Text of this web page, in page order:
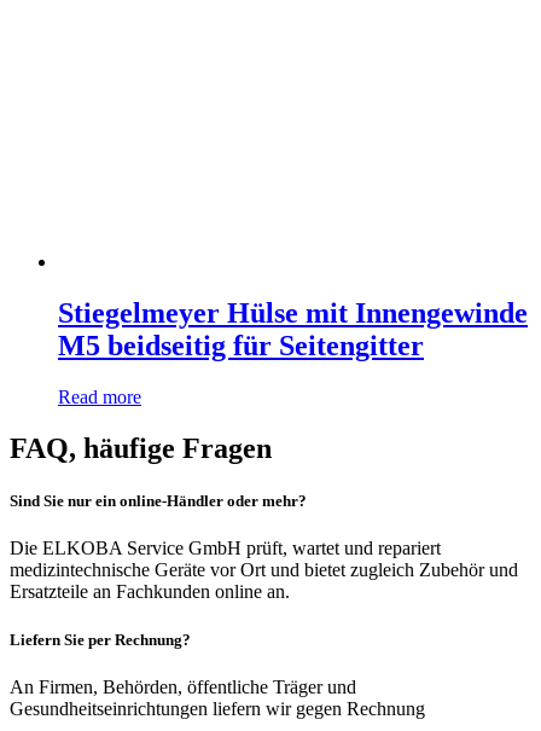
Stiegelmeyer Hülse mit Innengewinde
M5 beidseitig für Seitengitter
Read more
FAQ, häufige Fragen
Sind Sie nur ein online-Händler oder mehr?
Die ELKOBA Service GmbH prüft, wartet und repariert
medizintechnische Geräte vor Ort und bietet zugleich Zubehör und
Ersatzteile an Fachkunden online an.
Liefern Sie per Rechnung?
An Firmen, Behörden, öffentliche Träger und
Gesundheitseinrichtungen liefern wir gegen Rechnung